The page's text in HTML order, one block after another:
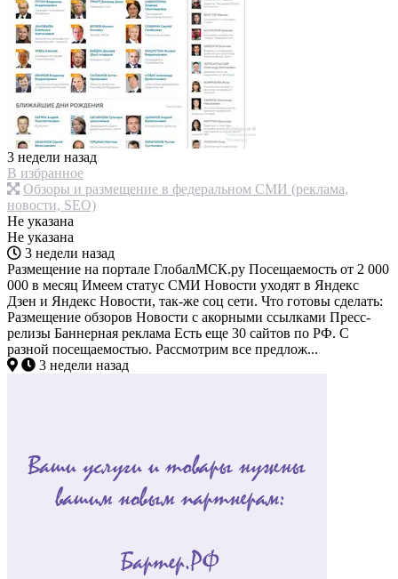
3 недели назад
В избранное
Обзоры и размещение в федеральном СМИ (реклама,
новости, SEO)
Не указана
Не указана
3 недели назад
Размещение на портале ГлобалМСК.ру Посещаемость от 2 000
000 в месяц Имеем статус СМИ Новости уходят в Яндекс
Дзен и Яндекс Новости, так-же соц сети. Что готовы сделать:
Размещение обзоров Новости с акорными ссылками Пресс-
релизы Баннерная реклама Есть еще 30 сайтов по РФ. С
разной посещаемостью. Рассмотрим все предлож...
3 недели назад